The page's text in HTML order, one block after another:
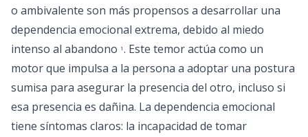
o ambivalente son más propensos a desarrollar una
dependencia emocional extrema, debido al miedo
intenso al abandono 1. Este temor actúa como un
motor que impulsa a la persona a adoptar una postura
sumisa para asegurar la presencia del otro, incluso si
esa presencia es dañina. La dependencia emocional
tiene síntomas claros: la incapacidad de tomar